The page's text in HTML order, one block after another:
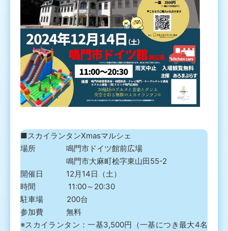
■スカイランタンXmasマルシェ
場所 鳴門市ドイツ館前広場
鳴門市大麻町桧字東山田55-2
開催日 12月14日（土）
時間 11:00～20:30
駐車場 200台
参加費 無料
※スカイランタン：一基3,500円（一基につき最大4名